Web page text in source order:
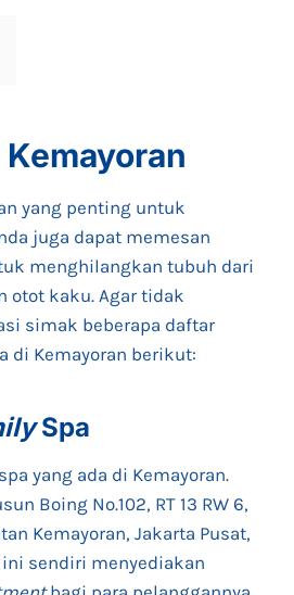
Kemayoran
yang penting untuk
juga dapat memesan
menghilangkan tubuh dari
otot kaku. Agar tidak
simak beberapa daftar
di Kemayoran berikut:
Spa
yang ada di Kemayoran.
Boing No.102, RT 13 RW 6,
Kemayoran, Jakarta Pusat,
ini sendiri menyediakan